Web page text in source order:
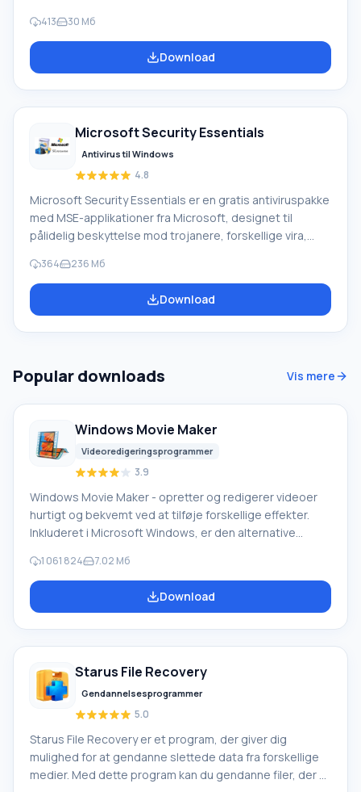
omfattende erfaring, så den software, de producerer, er
yderst pålidelig og af høj kvalitet. Avira antivirus er
certificeret af ICSA Labs. Hovedfunktioner og
413 30 Мб
Download
Microsoft Security Essentials
Antivirus til Windows
4.8
Microsoft Security Essentials er en gratis antiviruspakke
med MSE-applikationer fra Microsoft, designet til
pålidelig beskyttelse mod trojanere, forskellige vira,
der kører Windows XP (32-bit), 7 og Vista (64 eller 32-
bit). MSE erstattede det kommercielle antivirusprogram
Windows LiveOneCare og er beregnet til hjemme-pc'er.
364 236 Мб
Download
Popular downloads Vis mere
Windows Movie Maker
Videoredigeringsprogrammer
3.9
Windows Movie Maker - opretter og redigerer videoer
hurtigt og bekvemt ved at tilføje forskellige effekter.
Inkluderet i Microsoft Windows, er den alternative
Live-softwarepakke fra Microsoft. Funktioner i Windows
Movie Maker: Optag video fra forskellige kilder
(videokameraer, mobiltelefoner, digitale videokameraer,
1 061 824 7.02 Мб
Download
Starus File Recovery
Gendannelsesprogrammer
5.0
Starus File Recovery er et program, der giver dig
mulighed for at gendanne slettede data fra forskellige
medier. Med dette program kan du gendanne filer, der er